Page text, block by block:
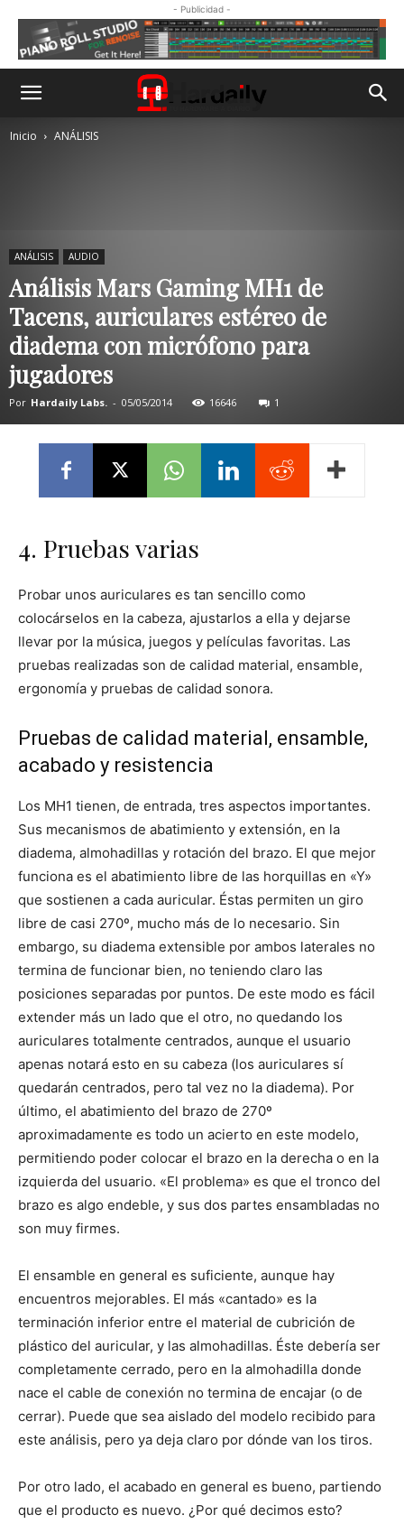
- Publicidad -
Inicio ANÁLISIS
ANÁLISIS AUDIO
Análisis Mars Gaming MH1 de
Tacens, auriculares estéreo de
diadema con micrófono para
jugadores
Por Hardaily Labs. - 05/05/2014 16646 1
4. Pruebas varias
Probar unos auriculares es tan sencillo como
colocárselos en la cabeza, ajustarlos a ella y dejarse
llevar por la música, juegos y películas favoritas. Las
pruebas realizadas son de calidad material, ensamble,
ergonomía y pruebas de calidad sonora.
Pruebas de calidad material, ensamble,
acabado y resistencia
Los MH1 tienen, de entrada, tres aspectos importantes.
Sus mecanismos de abatimiento y extensión, en la
diadema, almohadillas y rotación del brazo. El que mejor
funciona es el abatimiento libre de las horquillas en «Y»
que sostienen a cada auricular. Éstas permiten un giro
libre de casi 270º, mucho más de lo necesario. Sin
embargo, su diadema extensible por ambos laterales no
termina de funcionar bien, no teniendo claro las
posiciones separadas por puntos. De este modo es fácil
extender más un lado que el otro, no quedando los
auriculares totalmente centrados, aunque el usuario
apenas notará esto en su cabeza (los auriculares sí
quedarán centrados, pero tal vez no la diadema). Por
último, el abatimiento del brazo de 270º
aproximadamente es todo un acierto en este modelo,
permitiendo poder colocar el brazo en la derecha o en la
izquierda del usuario. «El problema» es que el tronco del
brazo es algo endeble, y sus dos partes ensambladas no
son muy firmes.
El ensamble en general es suficiente, aunque hay
encuentros mejorables. El más «cantado» es la
terminación inferior entre el material de cubrición de
plástico del auricular, y las almohadillas. Éste debería ser
completamente cerrado, pero en la almohadilla donde
nace el cable de conexión no termina de encajar (o de
cerrar). Puede que sea aislado del modelo recibido para
este análisis, pero ya deja claro por dónde van los tiros.
Por otro lado, el acabado en general es bueno, partiendo
que el producto es nuevo. ¿Por qué decimos esto?